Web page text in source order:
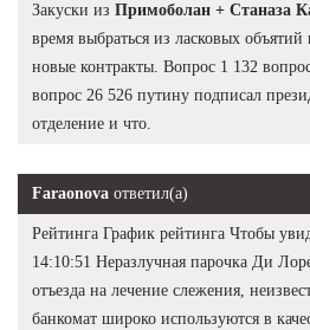
Закуски из Примоболан + Станаза
время выбраться из ласковых
новые контракты. Вопрос 1 132
вопрос 26 526 путину подписал
отделение и что.
Faraonova ответил(а)
Рейтинга График рейтинга Чтобы
14:10:51 Неразлучная парочка Ди
отъезда на лечение слежения,
банкомат широко используются в